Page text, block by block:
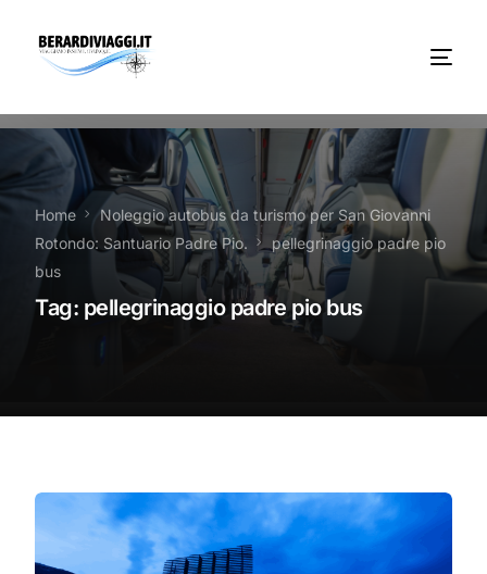
Home
Noleggio autobus da turismo per San Giovanni
Rotondo: Santuario Padre Pio.
pellegrinaggio padre pio
bus
Tag: pellegrinaggio padre pio bus
Chi Siamo
Noleggio
Autobus servizi
Vacanze Viaggi Frosinone
News